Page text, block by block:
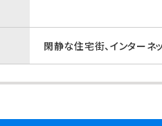
閑静な住宅街、インターネ